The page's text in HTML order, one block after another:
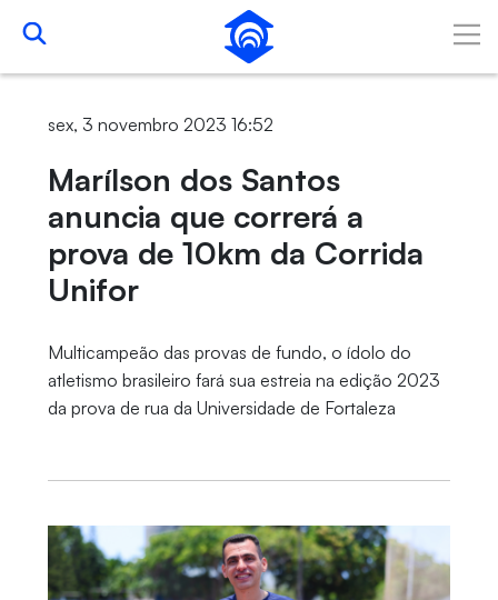
Skip to Main Content
sex, 3 novembro 2023 16:52
Marílson dos Santos
anuncia que correrá a
prova de 10km da Corrida
Unifor
Multicampeão das provas de fundo, o ídolo do
atletismo brasileiro fará sua estreia na edição 2023
da prova de rua da Universidade de Fortaleza